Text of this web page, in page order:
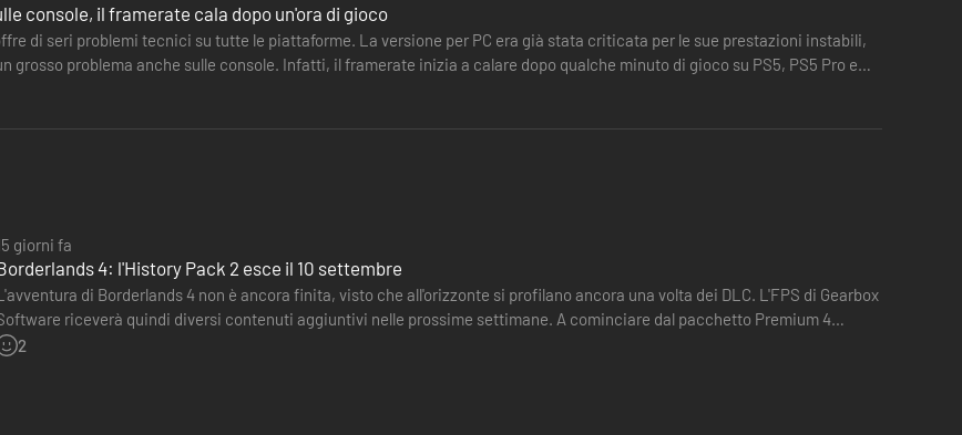
guerra. Sali sulla bici fluttuante e attraversa campi rigogliosi, imponenti vette e deserti pieni di nemici spaventosi, eventi
il popolo di Kairos e dai il via a una rivoluzione, andando all'avventura nella massima libertà di scelta, in un'incredibile
Gloria Dorata sarà acquistabile separatamente (richiede il gioco base). L'attivazione dei contenuti bonus richiede
cross-play richiede un Account SHiFT. La modalità di gioco online su console richiede il pagamento di un abbonamento
Termini di Servizio e all'Informativa sulla Privacy disponibile nel gioco e su www.take2games.com/legal e
speciali/bonus/online ("Funzionalità speciali") può richiedere un codice seriale monouso, un pagamento
può variare). Le Funzionalità speciali potrebbero richiedere una connessione internet e non essere disponibili per tutti gli
modifiche o offerte a condizioni diverse in conformità ai Termini di Servizio. Consulta https://bit.ly/2K-Online-Services-
dei Termini di Servizio può comportare la limitazione o l'interruzione dell'accesso al gioco o all'account online.
Gearbox. Gearbox, Borderlands e i relativi loghi sono tutti marchi commerciali di Gearbox Software, LLC. 2K e il logo 2K
gli altri marchi sono di proprietà dei rispettivi titolari. Tutti i diritti riservati.
console, il framerate cala dopo un'ora di gioco
di seri problemi tecnici su tutte le piattaforme. La versione per PC era già stata criticata per le sue prestazioni instabili,
grosso problema anche sulle console. Infatti, il framerate inizia a calare dopo qualche minuto di gioco su PS5, PS5 Pro e
giorni fa
4: l'History Pack 2 esce il 10 settembre
di Borderlands 4 non è ancora finita, visto che all'orizzonte si profilano ancora una volta dei DLC. L'FPS di Gearbox
riceverà quindi diversi contenuti aggiuntivi nelle prossime settimane. A cominciare dal pacchetto Premium 4
and Acquisitions”, disponibile dal 30 luglio…
2